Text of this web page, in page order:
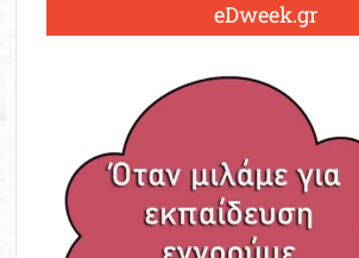
eDweek.gr